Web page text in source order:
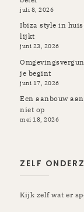
juli 8, 2026
Ibiza style in
lijkt
juni 23, 2026
je begint
juni 17, 2026
Een aanbouw
niet op
mei 18, 2026
ZELF
Kijk zelf wat er